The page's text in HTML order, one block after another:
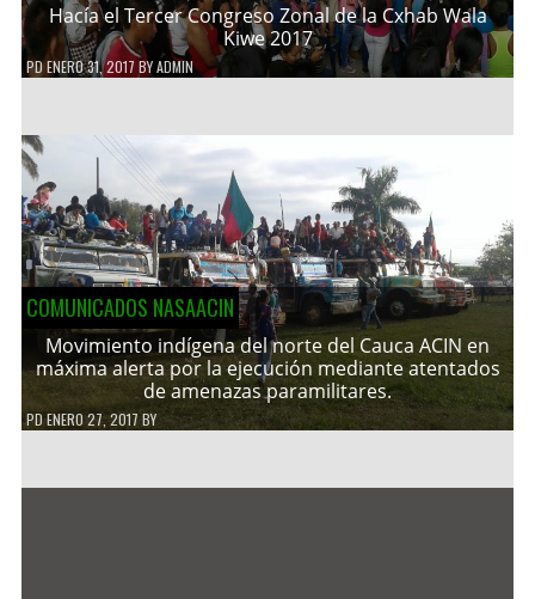
Hacía el Tercer Congreso Zonal de la Cxhab Wala
Kiwe 2017
PDENERO 31, 2017 BYADMIN
COMUNICADOS NASAACIN
Movimiento indígena del norte del Cauca ACIN en
máxima alerta por la ejecución mediante atentados
de amenazas paramilitares.
PDENERO 27, 2017 BY